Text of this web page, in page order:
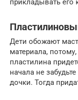
прикладывать его
Дети обожают
материала,
пластилина
начала не
дочки. Тогда